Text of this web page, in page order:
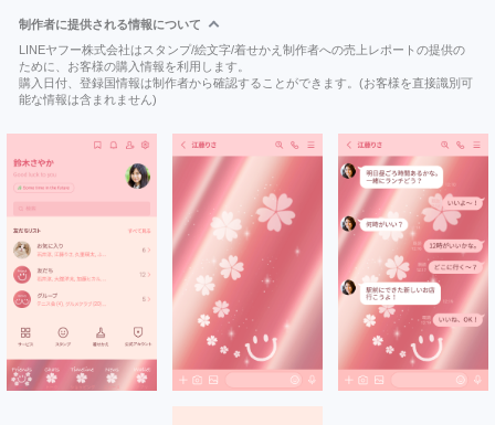
制作者に提供される情報について
LINEヤフー株式会社はスタンプ/絵文字/着せかえ制作者への売上レポートの提供の
ために、お客様の購入情報を利用します。
購入日付、登録国情報は制作者から確認することができます。(お客様を直接識別可
能な情報は含まれません)